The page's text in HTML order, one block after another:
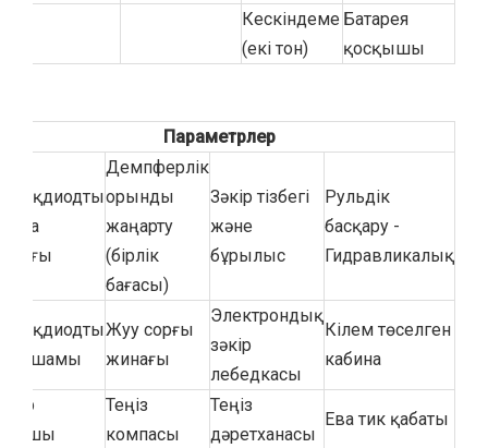
Батарея
қосқышы
Кескіндеме
(екі тон)
Параметрлер
Рульдік
басқару -
Гидравликалық
Зәкір тізбегі
және
бұрылыс
Демпферлік
орынды
жаңарту
(бірлік
бағасы)
Кілем төселген
кабина
Электрондық
зәкір
лебедкасы
Жуу сорғы
жинағы
шамы
Ева тик қабаты
Теңіз
дәретханасы
Теңіз
компасы